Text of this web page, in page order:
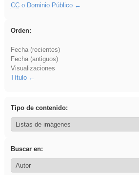
CCo Dominio Público
Orden:
Fecha (recientes)
Fecha (antiguos)
Visualizaciones
Título
Tipo de contenido:
Buscar en: